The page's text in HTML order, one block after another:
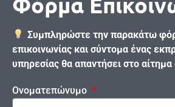
Συμπληρώστε την παρακάτω
επικοινωνίας και σύντομα ένας
υπηρεσίας θα απαντήσει στο αίτημα
Ονοματεπώνυμο